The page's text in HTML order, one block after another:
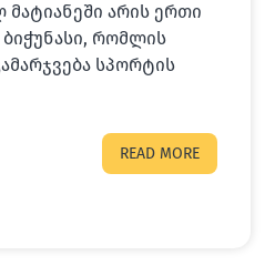
არის ერთი
რომლის
სპორტის
READ MORE